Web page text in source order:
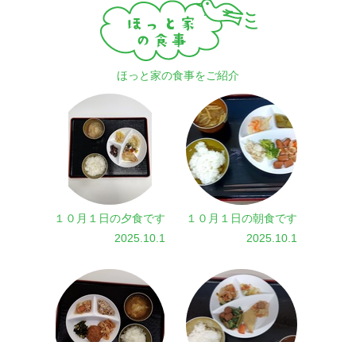
ほっと家の食事をご紹介
１０月１日の夕食です
2025.10.1
１０月１日の朝食です
2025.10.1